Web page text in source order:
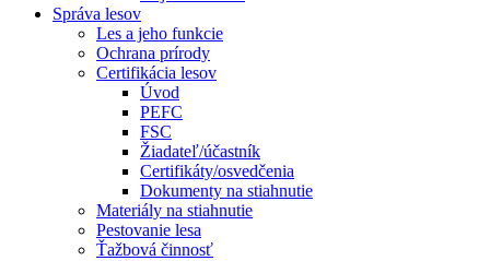
Správa lesov
Les a jeho funkcie
Ochrana prírody
Certifikácia lesov
Úvod
PEFC
FSC
Žiadateľ/účastník
Certifikáty/osvedčenia
Dokumenty na stiahnutie
Materiály na stiahnutie
Pestovanie lesa
Ťažbová činnosť